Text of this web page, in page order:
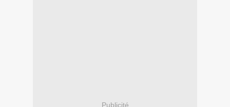
Publicité